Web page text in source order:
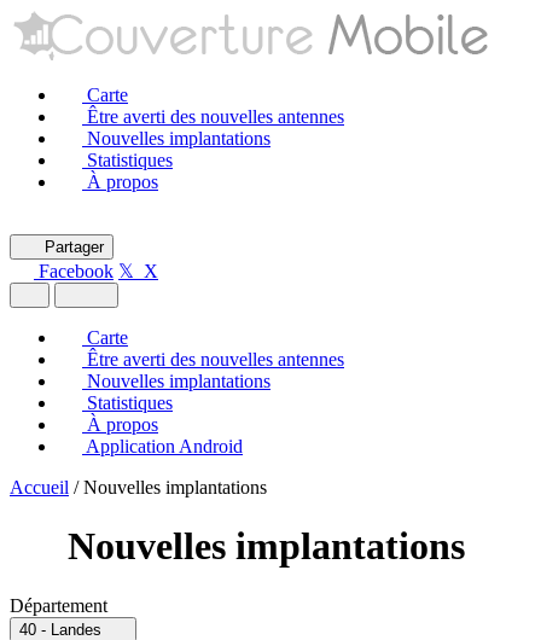
Carte
Être averti des nouvelles antennes
Nouvelles implantations
Statistiques
À propos
Partager
Facebook 𝕏 X
Carte
Être averti des nouvelles antennes
Nouvelles implantations
Statistiques
À propos
Application Android
Accueil / Nouvelles implantations
Nouvelles implantations
Département
40 - Landes